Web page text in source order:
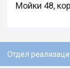
Мойки 48,
Отдел